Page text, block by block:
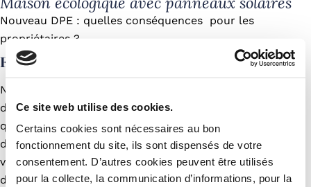
Ce site web utilise des cookies.
Certains cookies sont nécessaires au bon
fonctionnement du site, ils sont dispensés de votre
consentement. D’autres cookies peuvent être utilisés
pour la collecte, la communication d’informations, pour la
Nouveau DPE : quelles conséquences pour les
propriétaires ?
Fournir des justificatifs
Nous vous conseillons de conserver tous les justificatifs
de travaux, d’équipement ou se référant à une
quelconque amélioration, ils vous seront demandés lors
de la réalisation du diagnostic, pour plus de fiabilité. Si
vous réalisez des travaux par vos propres moyens, vous
devrez être en mesure de le justifier avec les factures